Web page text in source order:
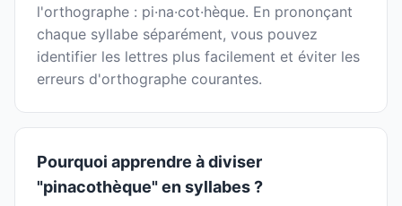
l'orthographe : pi·na·cot·hèque. En prononçant
chaque syllabe séparément, vous pouvez
identifier les lettres plus facilement et éviter les
erreurs d'orthographe courantes.
Pourquoi apprendre à diviser
"pinacothèque" en syllabes ?